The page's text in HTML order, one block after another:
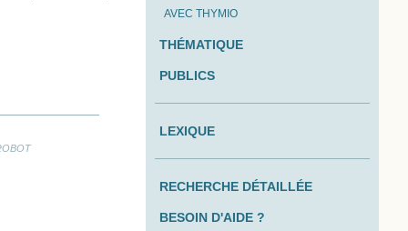
AVEC THYMIO
THÉMATIQUE
PUBLICS
LEXIQUE
RECHERCHE DÉTAILLÉE
BESOIN D'AIDE ?